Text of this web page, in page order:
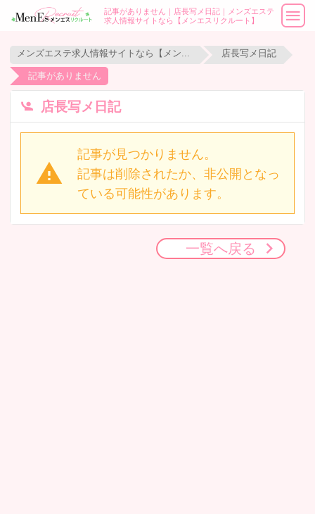
記事がありません｜店長写メ日記｜メンズエステ
求人情報サイトなら【メンエスリクルート】
店長写メ日記
記事がありません
店長写メ日記
記事が見つかりません。
記事は削除されたか、非公開となっ
ている可能性があります。
一覧へ戻る